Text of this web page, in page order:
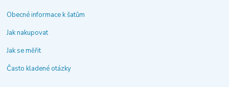
Obecné informace k šatům
Jak nakupovat
Jak se měřit
Často kladené otázky